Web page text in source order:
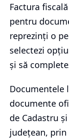
Factura
pentru
reprezinți o
selectezi
și să
Documentele
documente
de Cadastru
județean,